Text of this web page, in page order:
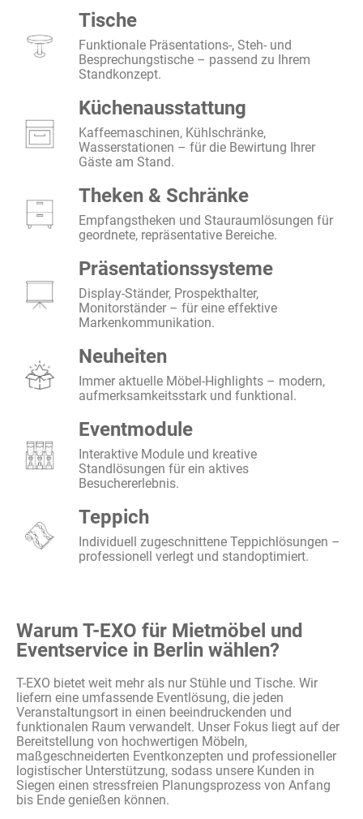
Tische
Funktionale Präsentations-, Steh- und
Besprechungstische – passend zu Ihrem
Standkonzept.
Küchenausstattung
Kaffeemaschinen, Kühlschränke,
Wasserstationen – für die Bewirtung Ihrer
Gäste am Stand.
Theken & Schränke
Empfangstheken und Stauraumlösungen für
geordnete, repräsentative Bereiche.
Präsentationssysteme
Display-Ständer, Prospekthalter,
Monitorständer – für eine effektive
Markenkommunikation.
Neuheiten
Immer aktuelle Möbel-Highlights – modern,
aufmerksamkeitsstark und funktional.
Eventmodule
Interaktive Module und kreative
Standlösungen für ein aktives
Besuchererlebnis.
Teppich
Individuell zugeschnittene Teppichlösungen –
professionell verlegt und standoptimiert.
Warum T-EXO für Mietmöbel und
Eventservice in Berlin wählen?
T-EXO bietet weit mehr als nur Stühle und Tische. Wir
liefern eine umfassende Eventlösung, die jeden
Veranstaltungsort in einen beeindruckenden und
funktionalen Raum verwandelt. Unser Fokus liegt auf der
Bereitstellung von hochwertigen Möbeln,
maßgeschneiderten Eventkonzepten und professioneller
logistischer Unterstützung, sodass unsere Kunden in
Siegen einen stressfreien Planungsprozess von Anfang
bis Ende genießen können.